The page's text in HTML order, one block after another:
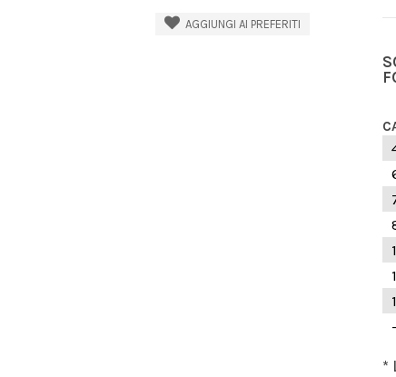
AGGIUNGI AI PREFERITI
*